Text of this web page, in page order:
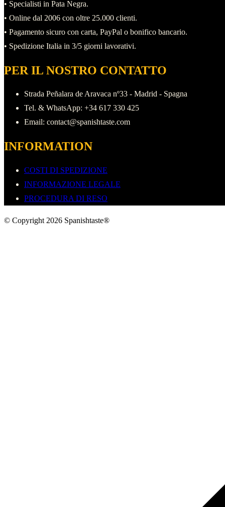
• Specialisti in Pata Negra.
• Online dal 2006 con oltre 25.000 clienti.
• Pagamento sicuro con carta, PayPal o bonifico bancario.
• Spedizione Italia in 3/5 giorni lavorativi.
PER IL NOSTRO CONTATTO
Strada Peñalara de Aravaca nº33 - Madrid - Spagna
Tel. & WhatsApp: +34 617 330 425
Email: contact@spanishtaste.com
INFORMATION
COSTI DI SPEDIZIONE
INFORMAZIONE LEGALE
PROCEDURA DI RESO
© Copyright 2026 Spanishtaste®